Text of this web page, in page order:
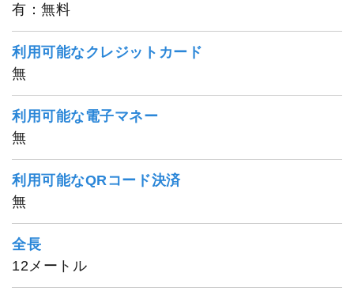
有：無料
利用可能なクレジットカード
無
利用可能な電子マネー
無
利用可能なQRコード決済
無
全長
12メートル